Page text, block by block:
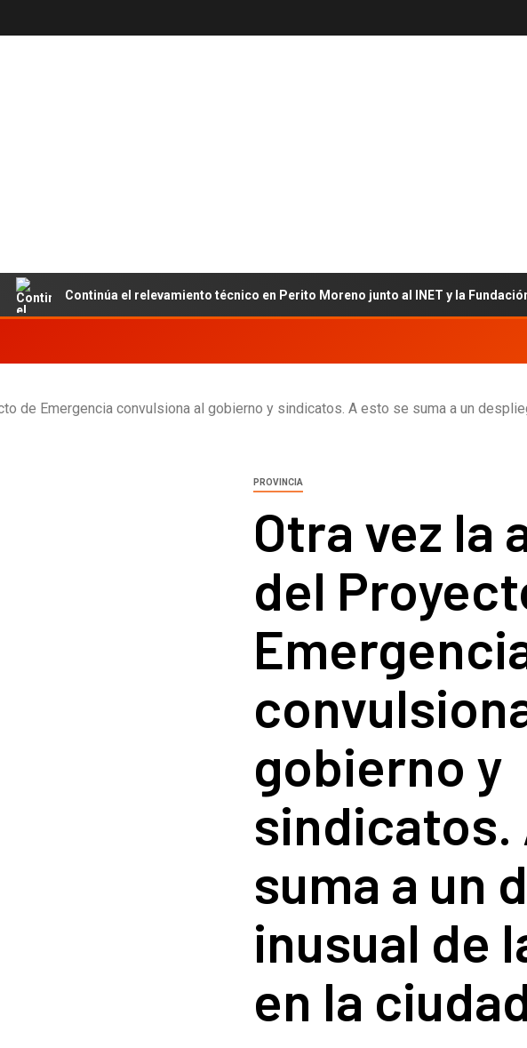
Continúa el relevamiento técnico en Perito Moreno junto al INET y la Fundación
de Emergencia convulsiona al gobierno y sindicatos. A esto se suma a un
PROVINCIA
Otra vez la
del
gobierno y
sindicatos.
suma a un
inusual de
en la